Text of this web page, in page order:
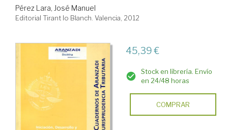
Pérez Lara, José Manuel
Editorial Tirant lo Blanch. Valencia, 2012
45,39 €
Stock en librería. Envío
en 24/48 horas
COMPRAR